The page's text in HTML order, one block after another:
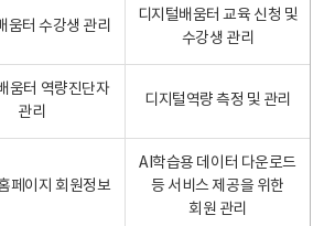
움터 수강생 관리
디지털배움터 교육 신청 및
수강생 관리
움터 역량진단자
관리
디지털역량 측정 및 관리
페이지 회원정보
AI학습용 데이터 다운로드
등 서비스 제공을 위한
회원 관리